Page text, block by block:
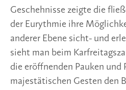
Geschehnisse zeigte die
der Eurythmie ihre
anderer Ebene sicht- und
sieht man beim
die eröffnenden Pauken und
majestätischen Gesten den